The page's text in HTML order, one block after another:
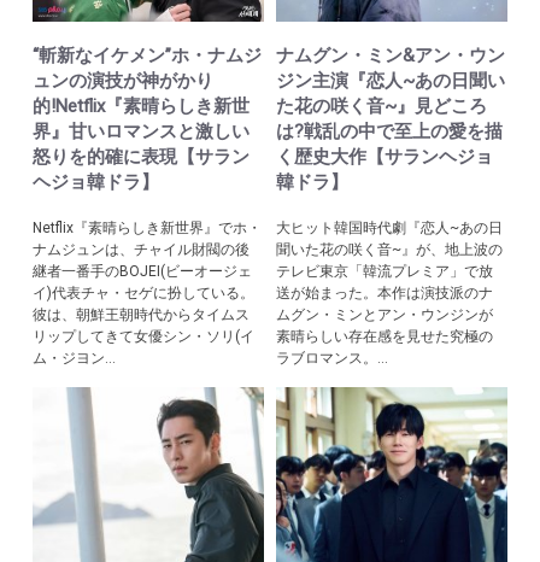
“斬新なイケメン”ホ・ナムジ
ュンの演技が神がかり
的!Netflix『素晴らしき新世
界』甘いロマンスと激しい
怒りを的確に表現【サラン
ヘジョ韓ドラ】
Netflix『素晴らしき新世界』でホ・
ナムジュンは、チャイル財閥の後
継者一番手のBOJEI(ビーオージェ
イ)代表チャ・セゲに扮している。
彼は、朝鮮王朝時代からタイムス
リップしてきて女優シン・ソリ(イ
ム・ジヨン...
ナムグン・ミン&アン・ウン
ジン主演『恋人~あの日聞い
た花の咲く音~』見どころ
は?戦乱の中で至上の愛を描
く歴史大作【サランヘジョ
韓ドラ】
大ヒット韓国時代劇『恋人~あの日
聞いた花の咲く音~』が、地上波の
テレビ東京「韓流プレミア」で放
送が始まった。本作は演技派のナ
ムグン・ミンとアン・ウンジンが
素晴らしい存在感を見せた究極の
ラブロマンス。...